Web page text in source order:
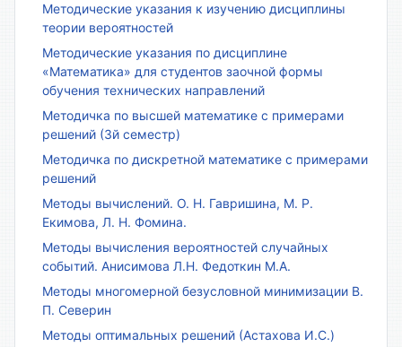
Методические указания к изучению дисциплины
теории вероятностей
Методические указания по дисциплине
«Математика» для студентов заочной формы
обучения технических направлений
Методичка по высшей математике с примерами
решений (3й семестр)
Методичка по дискретной математике с примерами
решений
Методы вычислений. О. Н. Гавришина, М. Р.
Екимова, Л. Н. Фомина.
Методы вычисления вероятностей случайных
событий. Анисимова Л.Н. Федоткин М.А.
Методы многомерной безусловной минимизации В.
П. Северин
Методы оптимальных решений (Астахова И.С.)